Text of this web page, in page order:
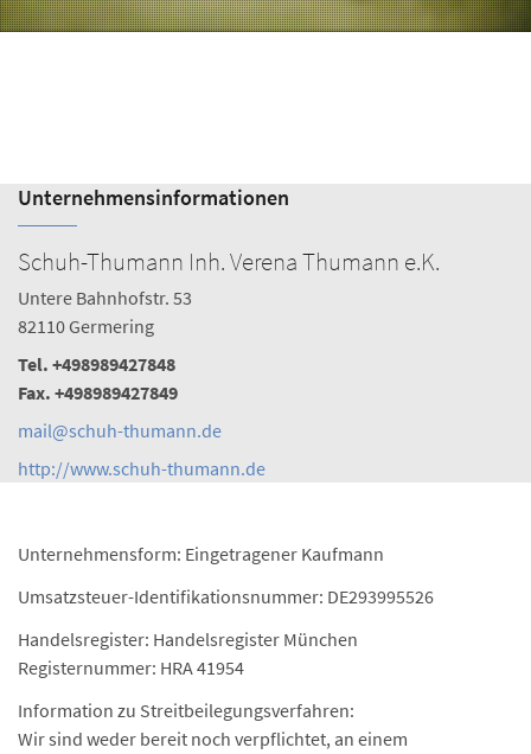
Unternehmensinformationen
Schuh-Thumann Inh. Verena Thumann e.K.
Untere Bahnhofstr. 53
82110 Germering
Tel. +498989427848
Fax. +498989427849
mail@schuh-thumann.de
http://www.schuh-thumann.de
Unternehmensform: Eingetragener Kaufmann
Umsatzsteuer-Identifikationsnummer: DE293995526
Handelsregister: Handelsregister München
Registernummer: HRA 41954
Information zu Streitbeilegungsverfahren:
Wir sind weder bereit noch verpflichtet, an einem